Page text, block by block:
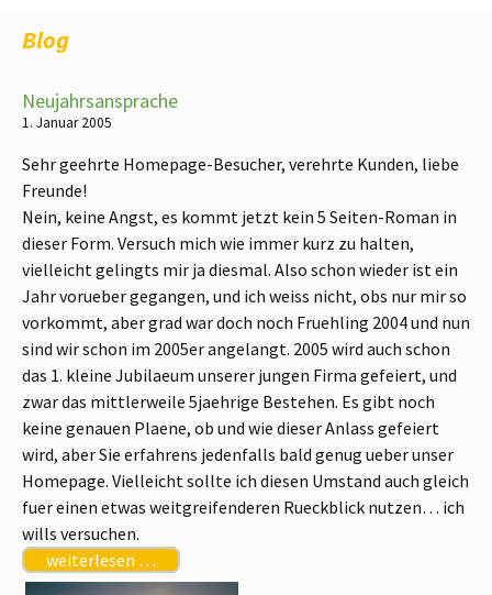
Blog
Neujahrsansprache
1. Januar 2005
Sehr geehrte Homepage-Besucher, verehrte Kunden, liebe
Freunde!
Nein, keine Angst, es kommt jetzt kein 5 Seiten-Roman in
dieser Form. Versuch mich wie immer kurz zu halten,
vielleicht gelingts mir ja diesmal. Also schon wieder ist ein
Jahr vorueber gegangen, und ich weiss nicht, obs nur mir so
vorkommt, aber grad war doch noch Fruehling 2004 und nun
sind wir schon im 2005er angelangt. 2005 wird auch schon
das 1. kleine Jubilaeum unserer jungen Firma gefeiert, und
zwar das mittlerweile 5jaehrige Bestehen. Es gibt noch
keine genauen Plaene, ob und wie dieser Anlass gefeiert
wird, aber Sie erfahrens jedenfalls bald genug ueber unser
Homepage. Vielleicht sollte ich diesen Umstand auch gleich
fuer einen etwas weitgreifenderen Rueckblick nutzen… ich
wills versuchen.
weiterlesen …